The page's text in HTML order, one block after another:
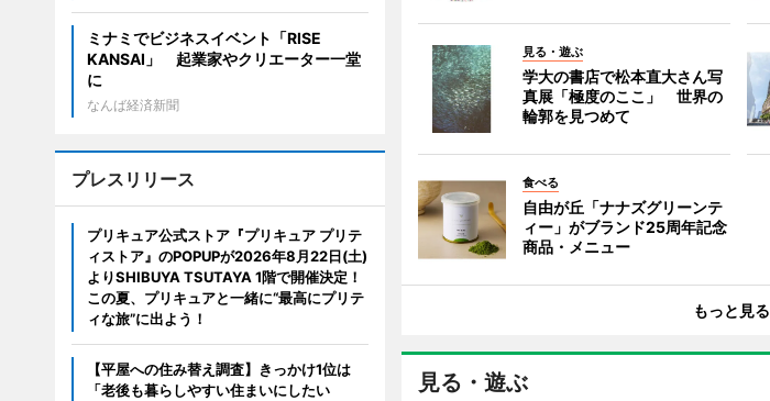
見る・遊ぶ
学大の書店で松本直大さん写
真展「極度のここ」 世界の
輪郭を見つめて
食べる
自由が丘「ナナズグリーンテ
ィー」がブランド25周年記念
商品・メニュー
もっと見る
見る・遊ぶ
ミナミでビジネスイベント「RISE
KANSAI」 起業家やクリエーター一堂
に
なんば経済新聞
プレスリリース
プリキュア公式ストア『プリキュア プリテ
ィストア』のPOPUPが2026年8月22日(土)
よりSHIBUYA TSUTAYA 1階で開催決定！
この夏、プリキュアと一緒に“最高にプリテ
ィな旅”に出よう！
【平屋への住み替え調査】きっかけ1位は
「老後も暮らしやすい住まいにしたい